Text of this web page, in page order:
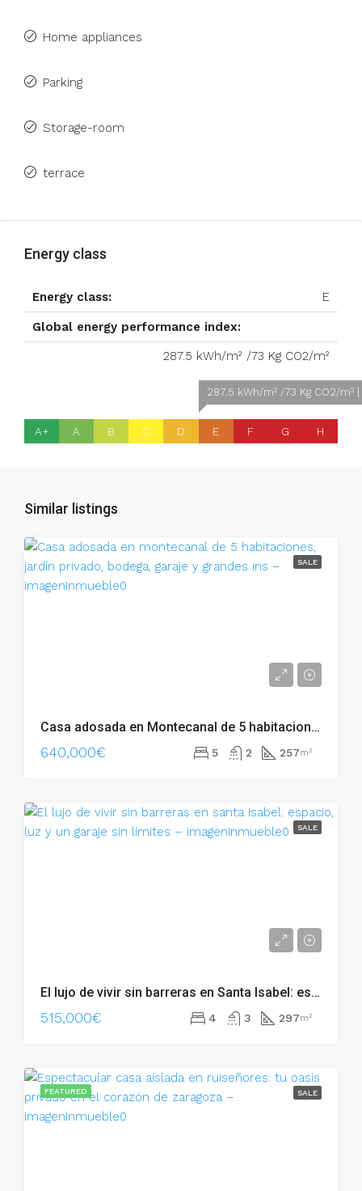
Home appliances
Parking
Storage-room
terrace
Energy class
Energy class: E
Global energy performance index:
287.5 kWh/m² /73 Kg CO2/m²
A+ A B C D
287.5 kWh/m² /73 Kg CO2/m²
E F G H
Similar listings
SALE
Casa adosada en Montecanal de 5 habitaciones, jardín privado, bodega, garaje y grandes ins – 02844
640,000€ 5 2 257m²
SALE
El lujo de vivir sin barreras en Santa Isabel: espacio, luz y un garaje sin límites – 53936
515,000€ 4 3 297m²
FEATURED SALE